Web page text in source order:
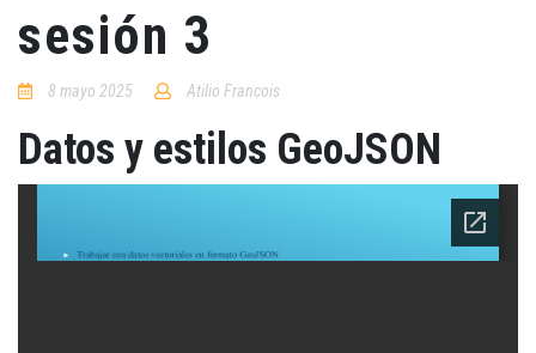
sesión 3
8 mayo 2025 Atilio Francois
Datos y estilos GeoJSON